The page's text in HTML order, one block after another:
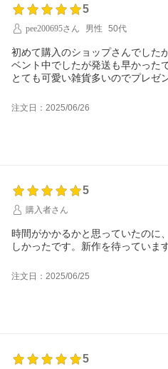
5
pee200695さん
男性 50代
初めて購入のショップさんでした
ベント中でしたが発送も早かった
とても可愛い雑貨多いのでプレゼ
注文日：2025/06/26
5
購入者さん
時間がかかるかと思っていたのに
しかったです。新作を待っています
注文日：2025/06/25
5